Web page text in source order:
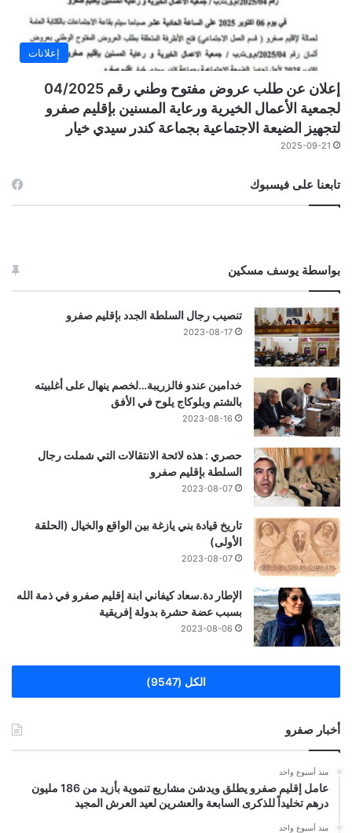
إعلانات
إعلان عن طلب عروض مفتوح وطني رقم 04/2025
لجمعية الأعمال الخيرية ورعاية المسنين بإقليم صفرو
لتجهيز الضيعة الاجتماعية بجماعة كندر سيدي خيار
2025-09-21
تابعنا على فيسبوك
بواسطة يوسف مسكين
تنصيب رجال السلطة الجدد بإقليم صفرو
2023-08-17
خدامين عندو فالزريبة…لخصم ينهال على أغلبيته
بالشتم وبلوكاج يلوح في الأفق
2023-08-16
حصري : هذه لائحة الانتقالات التي شملت رجال
السلطة بإقليم صفرو
2023-08-07
تاريخ قيادة بني يازغة بين الواقع والخيال (الحلقة
الأولى)
2023-08-07
الإطار دة.سعاد كيفاني ابنة إقليم صفرو في ذمة الله
بسبب عضة حشرة بدولة إفريقية
2023-08-06
الكل (9547)
أخبار صفرو
منذ أسبوع واحد
عامل إقليم صفرو يطلق ويدشن مشاريع تنموية بأزيد من 186 مليون
درهم تخليداً للذكرى السابعة والعشرين لعيد العرش المجيد
منذ أسبوع واحد